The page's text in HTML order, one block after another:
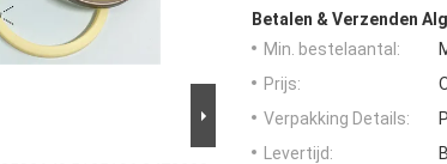
Betalen & Verzenden
Min. bestelaantal:
Prijs:
Verpakking Details:
Levertijd: